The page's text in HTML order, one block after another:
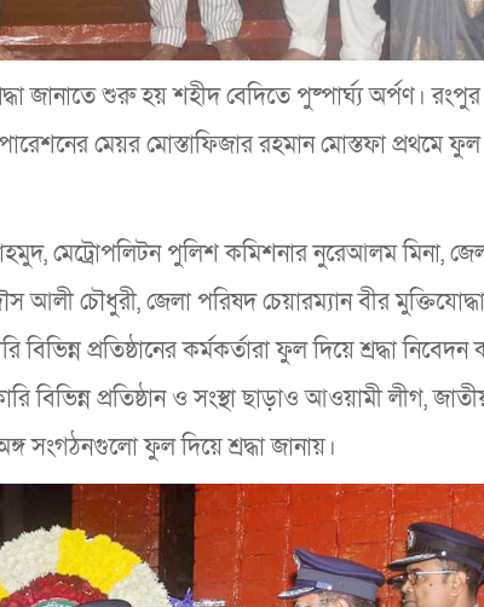
জানাতে শুরু হয় শহীদ বেদিতে পুষ্পার্ঘ্য অর্পণ। রংপুর
মেয়র মোস্তাফিজার রহমান মোস্তফা প্রথমে ফুল
মেট্রোপলিটন পুলিশ কমিশনার নুরেআলম মিনা,
আলী চৌধুরী, জেলা পরিষদ চেয়ারম্যান বীর মুক্তিযোদ্ধা
প্রতিষ্ঠানের কর্মকর্তারা ফুল দিয়ে শ্রদ্ধা নিবেদন
প্রতিষ্ঠান ও সংস্থা ছাড়াও আওয়ামী লীগ, জাতীয়
সংগঠনগুলো ফুল দিয়ে শ্রদ্ধা জানায়।